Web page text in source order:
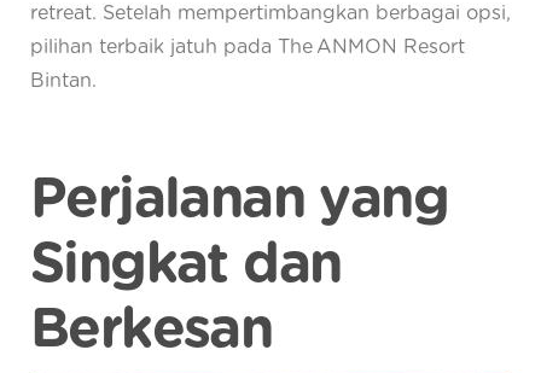
retreat. Setelah mempertimbangkan berbagai opsi,
pilihan terbaik jatuh pada The ANMON Resort
Bintan.
Perjalanan yang
Singkat dan
Berkesan